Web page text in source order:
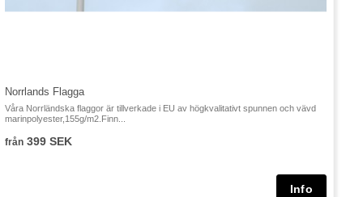
Norrlands Flagga
Våra Norrländska flaggor är tillverkade i EU av högkvalitativt spunnen och vävd
marinpolyester,155g/m2.Finn...
från 399 SEK